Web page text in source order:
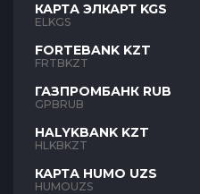
КАРТА ЭЛКАРТ KGS
ELKGS
FORTEBANK KZT
FRTBKZT
ГАЗПРОМБАНК RUB
GPBRUB
HALYKBANK KZT
HLKBKZT
КАРТА HUMO UZS
HUMOUZS